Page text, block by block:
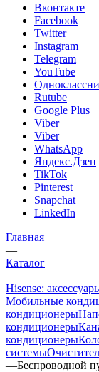
Вконтакте
Facebook
Twitter
Instagram
Telegram
YouTube
Rutube
Google Plus
Viber
Viber
WhatsApp
Яндекс.Дзен
TikTok
Pinterest
Snapchat
LinkedIn
Главная
—
Каталог
—
Hisense:
Мобильные
кондиционеры
кондиционеры
кондиционеры
системы
—Беспроводной